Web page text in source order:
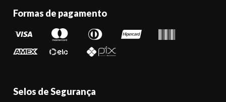
Formas de pagamento
Selos de Segurança